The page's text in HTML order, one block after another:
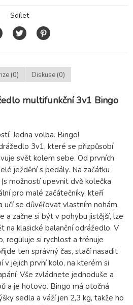
Sdílet
(0) Diskuse (0)
multifunkční 3v1 Bingo
Jedna volba. Bingo!
3v1, které se přizpůsobí
svět kolem sebe. Od prvních
ježdění s pedály. Na začátku
možností upevnit dvě kolečka
pro malé začátečníky, kteří
se důvěřovat vlastním nohám.
a začne si být v pohybu jistější, lze
na klasické balanční odrážedlo. V
reguluje si rychlost a trénuje
ten správný čas, stačí nasadit
v jejich první kolo, na kterém si
Vše zvládnete jednoduše a
a je hotovo. Bingo má otočná
sedla a váží jen 2,3 kg, takže ho